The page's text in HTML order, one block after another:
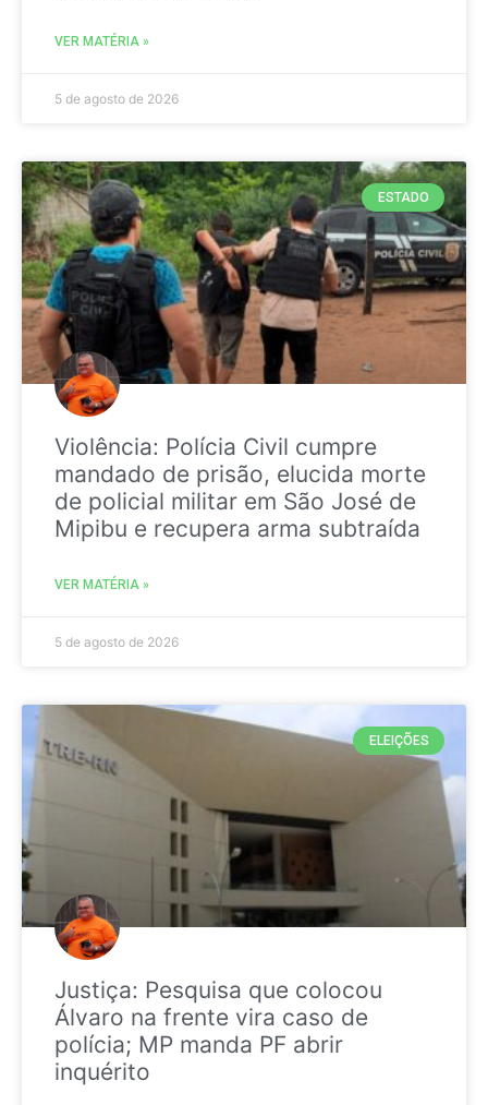
VER MATÉRIA »
5 de agosto de 2026
ESTADO
Violência: Polícia Civil cumpre
mandado de prisão, elucida morte
de policial militar em São José de
Mipibu e recupera arma subtraída
VER MATÉRIA »
5 de agosto de 2026
ELEIÇÕES
Justiça: Pesquisa que colocou
Álvaro na frente vira caso de
polícia; MP manda PF abrir
inquérito